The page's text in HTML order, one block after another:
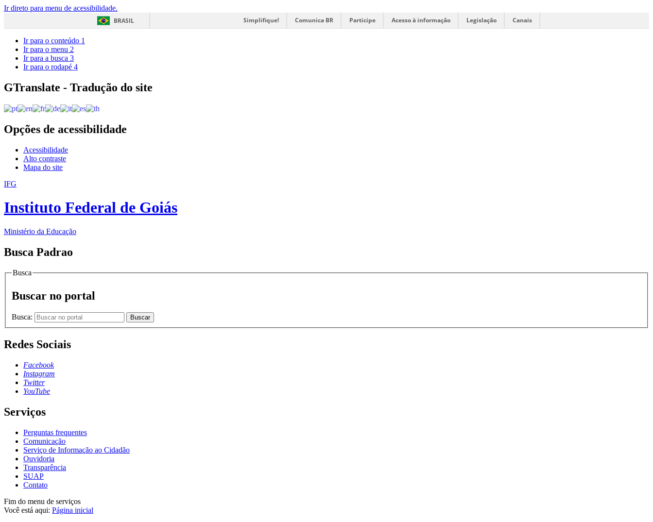
Ir direto para menu de acessibilidade.
BRASIL
Simplifique! Comunica BR Participe Acesso à informação Legislação Canais
Ir para o conteúdo 1
Ir para o menu 2
Ir para a busca 3
Ir para o rodapé 4
GTranslate - Tradução do site
Opções de acessibilidade
Acessibilidade
Alto contraste
Mapa do site
IFG
Instituto Federal de Goiás
Ministério da Educação
Busca Padrao
Busca
Buscar no portal
Busca: Buscar
Redes Sociais
Facebook
Instagram
Twitter
YouTube
Serviços
Perguntas frequentes
Comunicação
Serviço de Informação ao Cidadão
Ouvidoria
Transparência
SUAP
Contato
Fim do menu de serviços
Você está aqui: Página inicial